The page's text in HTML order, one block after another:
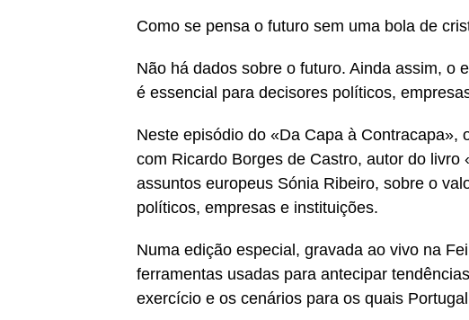
Como se pensa o futuro sem uma bola de
Não há dados sobre o futuro. Ainda assim, o
é essencial para decisores políticos,
Neste episódio do «Da Capa à
com Ricardo Borges de Castro, autor do
assuntos europeus Sónia Ribeiro, sobre o
políticos, empresas e instituições.
Numa edição especial, gravada ao vivo na
ferramentas usadas para antecipar
exercício e os cenários para os quais